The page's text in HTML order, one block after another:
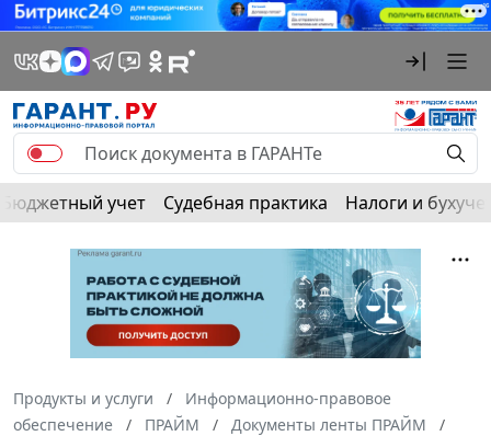
Бюджетный учет Судебная практика Налоги и
Продукты и услуги
Информационно-правовое
обеспечение
ПРАЙМ
Документы ленты ПРАЙМ